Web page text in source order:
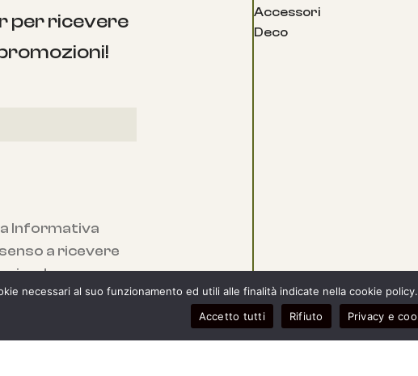
per ricevere
Informativa
a ricevere
Accessori
Deco
necessari al suo funzionamento ed utili alle finalità indicate nella cookie
Accetto tutti
Rifiuto Privacy e